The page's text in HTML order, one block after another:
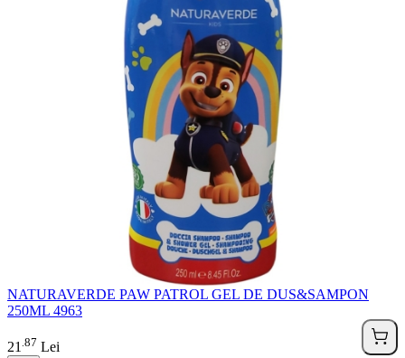
NATURAVERDE PAW PATROL GEL DE DUS&SAMPON
250ML 4963
21 87 Lei